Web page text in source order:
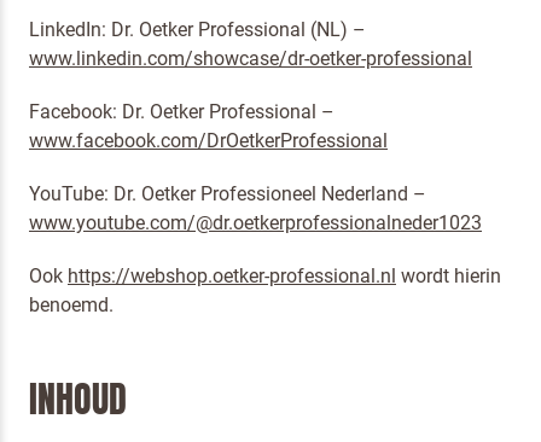
LinkedIn: Dr. Oetker Professional (NL) –
www.linkedin.com/showcase/dr-oetker-professional
Facebook: Dr. Oetker Professional –
www.facebook.com/DrOetkerProfessional
YouTube: Dr. Oetker Professioneel Nederland –
www.youtube.com/@dr.oetkerprofessionalneder1023
Ook https://webshop.oetker-professional.nl wordt hierin
benoemd.
INHOUD